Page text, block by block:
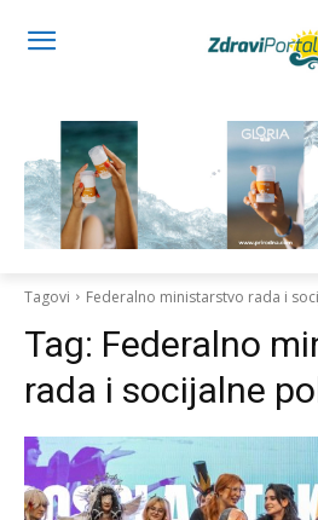
Tagovi Federalno ministarstvo rada i
Tag: Federalno
rada i socijalne